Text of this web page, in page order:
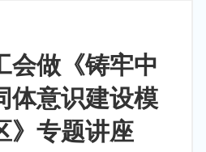
会做《铸牢中
体意识建设模
》专题讲座